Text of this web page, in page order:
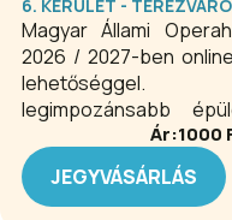
6. KERÜLET -
Magyar Állami
2026 / 2027-ben
lehetőséggel.
legimpozánsabb
Miklós által
megnyílt
ékszerdoboz. A falai
Ár:1000
JEGYVÁSÁRLÁS